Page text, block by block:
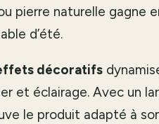
pierre naturelle gagne
d’été.
décoratifs
et éclairage. Avec un
le produit adapté à